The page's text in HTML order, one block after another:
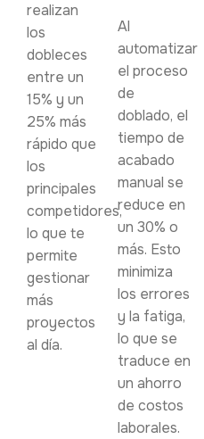
realizan
los
dobleces
entre un
15% y un
25% más
rápido que
los
principales
competidores,
lo que te
permite
gestionar
más
proyectos
al día.
Al
automatizar
el proceso
de
doblado, el
tiempo de
acabado
manual se
reduce en
un 30% o
más. Esto
minimiza
los errores
y la fatiga,
lo que se
traduce en
un ahorro
de costos
laborales.